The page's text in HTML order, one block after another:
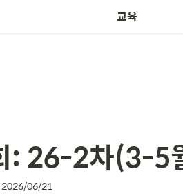
교육
: 26-2차(3-5
2026/06/21